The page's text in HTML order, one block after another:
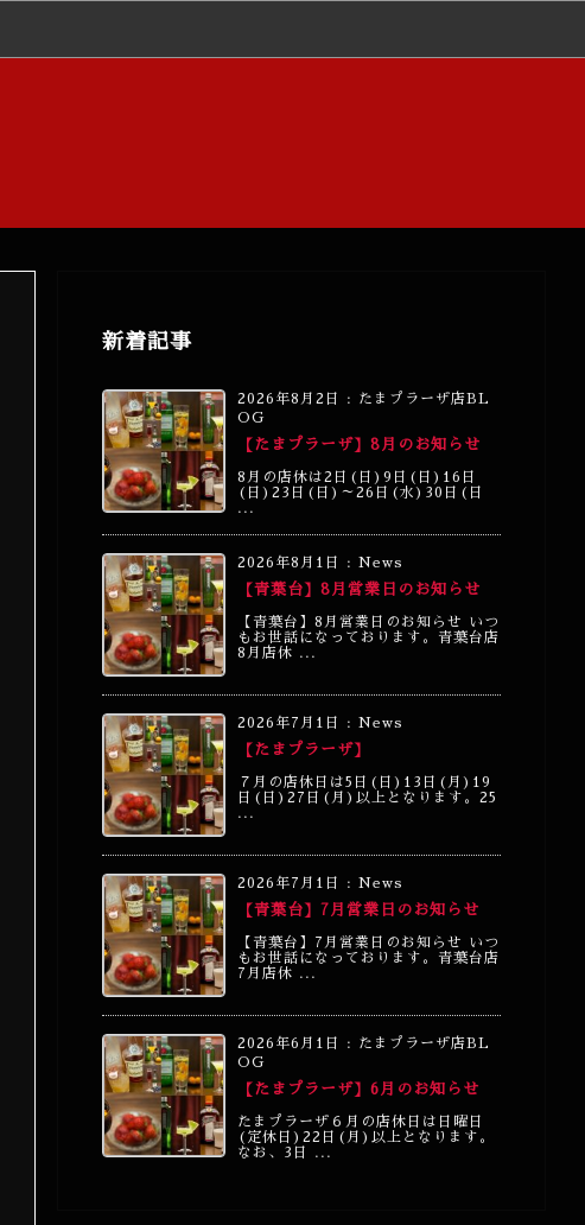
新着記事
2026年8月2日 : たまプラーザ店BL
OG
【たまプラーザ】8月のお知らせ
8月の店休は2日(日)9日(日)16日
(日)23日(日)～26日(水)30日(日
...
2026年8月1日 : News
【青葉台】8月営業日のお知らせ
【青葉台】8月営業日のお知らせ いつ
もお世話になっております。青葉台店
8月店休 ...
2026年7月1日 : News
【たまプラーザ】
７月の店休日は5日(日)13日(月)19
日(日)27日(月)以上となります。25
...
2026年7月1日 : News
【青葉台】7月営業日のお知らせ
【青葉台】7月営業日のお知らせ いつ
もお世話になっております。青葉台店
7月店休 ...
2026年6月1日 : たまプラーザ店BL
OG
【たまプラーザ】6月のお知らせ
たまプラーザ６月の店休日は日曜日
(定休日)22日(月)以上となります。
なお、3日 ...